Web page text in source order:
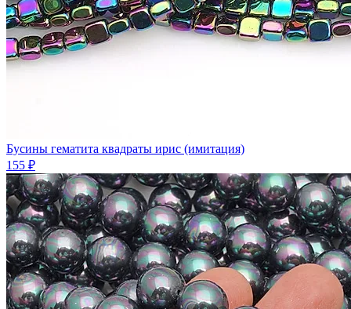
Бусины гематита квадраты ирис (имитация)
155 ₽